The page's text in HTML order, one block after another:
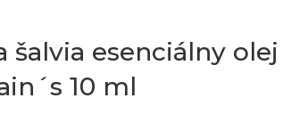
šalvia esenciálny olej
10 ml